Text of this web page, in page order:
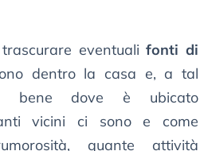
eventualifonti di
dentro la casa e, a tal
bene dove è ubicato
vicini ci sono e come
quante attività